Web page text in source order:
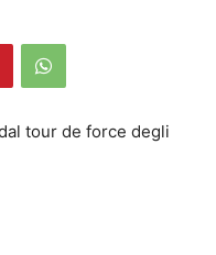
tour de force degli